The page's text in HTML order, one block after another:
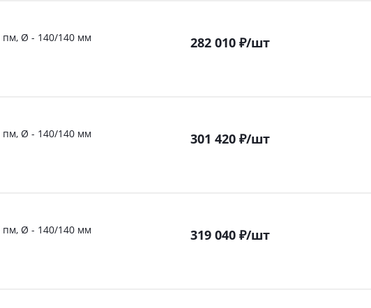
пм, Ø - 140/140 мм 282 010 ₽/шт
пм, Ø - 140/140 мм 301 420 ₽/шт
пм, Ø - 140/140 мм 319 040 ₽/шт